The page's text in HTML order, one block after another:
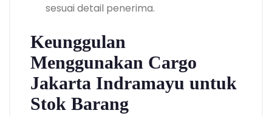
sesuai detail penerima.
Keunggulan
Menggunakan Cargo
Jakarta Indramayu untuk
Stok Barang